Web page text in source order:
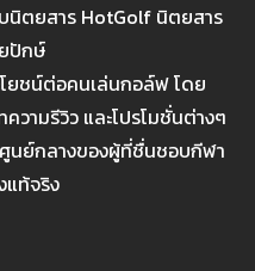
นิตยสาร HotGolf นิตยสาร
ปักษ์
ยชน์ต่อคนเล่นกอล์ฟ โดย
วามรีวิว และโปรโมชั่นต่างๆ
นย์กลางของผู้ที่ชื่นชอบกีฬา
ท้จริง